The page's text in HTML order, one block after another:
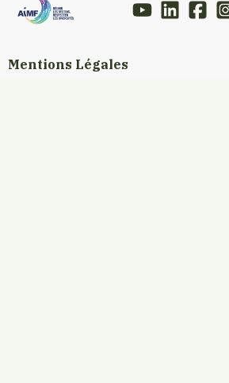
Mentions Légales